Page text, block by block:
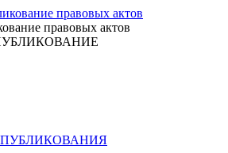
правовых актов